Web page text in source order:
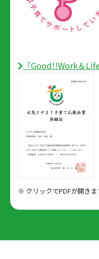
「Good!!Work＆
※ クリックでPDFが開きま